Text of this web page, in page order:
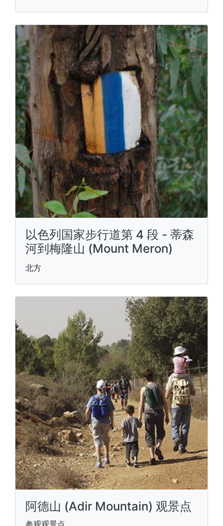
以色列国家步行道第 4 段 - 蒂森
河到梅隆山 (Mount Meron)
北方
阿德山 (Adir Mountain) 观景点
参观观景点